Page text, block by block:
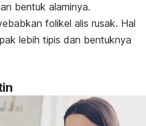
bentuk alaminya.
folikel alis rusak. Hal
lebih tipis dan bentuknya